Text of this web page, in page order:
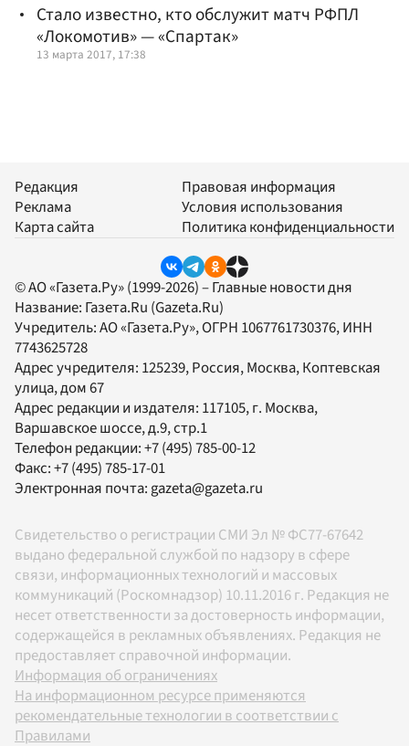
Стало известно, кто обслужит матч РФПЛ
«Локомотив» — «Спартак»
13 марта 2017, 17:38
Редакция
Реклама
Карта сайта
Правовая информация
Условия использования
Политика конфиденциальности
© АО «Газета.Ру» (1999-2026) – Главные новости дня
Название: Газета.Ru (Gazeta.Ru)
Учредитель:АО «Газета.Ру», ОГРН 1067761730376, ИНН
7743625728
Адрес учредителя: 125239, Россия, Москва, Коптевская
улица, дом 67
Адрес редакции и издателя: 117105, г. Москва,
Варшавское шоссе, д.9, стр.1
Телефон редакции:+7 (495) 785-00-12
Факс:+7 (495) 785-17-01
Электронная почта:gazeta@gazeta.ru
Свидетельство о регистрации СМИ Эл № ФС77-67642
выдано федеральной службой по надзору в сфере
связи, информационных технологий и массовых
коммуникаций (Роскомнадзор) 10.11.2016 г. Редакция не
несет ответственности за достоверность информации,
содержащейся в рекламных объявлениях. Редакция не
предоставляет справочной информации.
Информация об ограничениях
На информационном ресурсе применяются
рекомендательные технологии в соответствии с
Правилами